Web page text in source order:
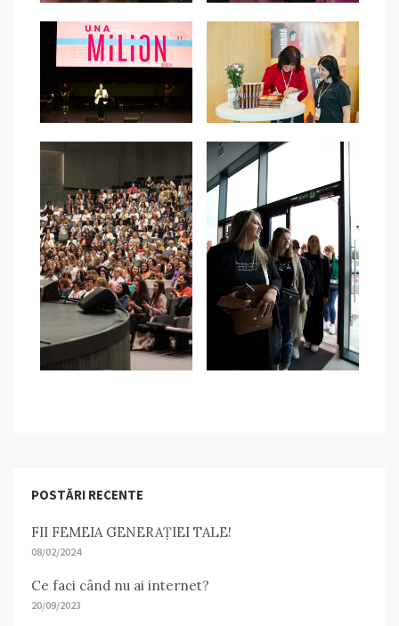
POSTĂRI RECENTE
FII FEMEIA GENERAȚIEI TALE!
08/02/2024
Ce faci când nu ai internet?
20/09/2023